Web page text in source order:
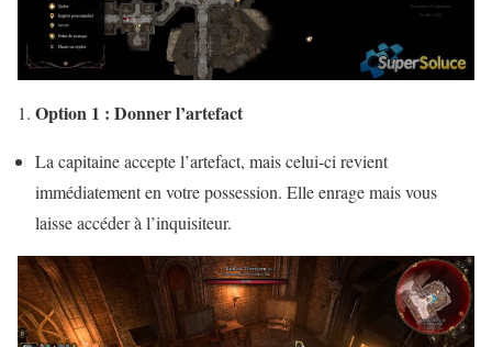
Option 1 : Donner l’artefact
La capitaine accepte l’artefact, mais celui-ci revient
immédiatement en votre possession. Elle enrage mais vous
laisse accéder à l’inquisiteur.